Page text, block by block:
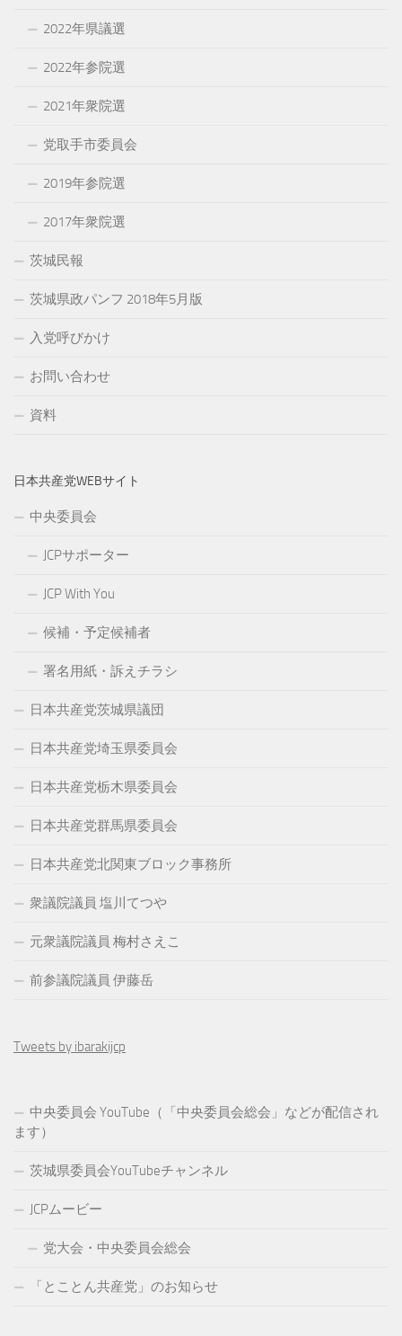
2022年県議選
2022年参院選
2021年衆院選
党取手市委員会
2019年参院選
2017年衆院選
茨城民報
茨城県政パンフ 2018年5月版
入党呼びかけ
お問い合わせ
資料
日本共産党WEBサイト
中央委員会
JCPサポーター
JCP With You
候補・予定候補者
署名用紙・訴えチラシ
日本共産党茨城県議団
日本共産党埼玉県委員会
日本共産党栃木県委員会
日本共産党群馬県委員会
日本共産党北関東ブロック事務所
衆議院議員 塩川てつや
元衆議院議員 梅村さえこ
前参議院議員 伊藤岳
Tweets by ibarakijcp
中央委員会 YouTube（「中央委員会総会」などが配信され
ます）
茨城県委員会YouTubeチャンネル
JCPムービー
党大会・中央委員会総会
「とことん共産党」のお知らせ